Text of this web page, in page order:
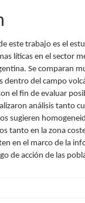
este trabajo es el
líticas en el sector
Se comparan
dentro del campo
el fin de evaluar
análisis tanto
sugieren
tanto en la zona
en el marco de la
de acción de las